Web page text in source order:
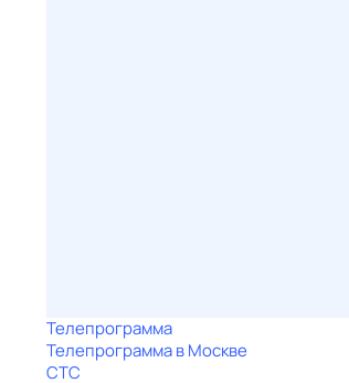
Телепрограмма
Телепрограмма в Москве
СТС